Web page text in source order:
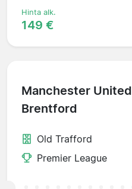
Hinta alk.
149 €
Manchester United
Brentford
Old Trafford
Premier League